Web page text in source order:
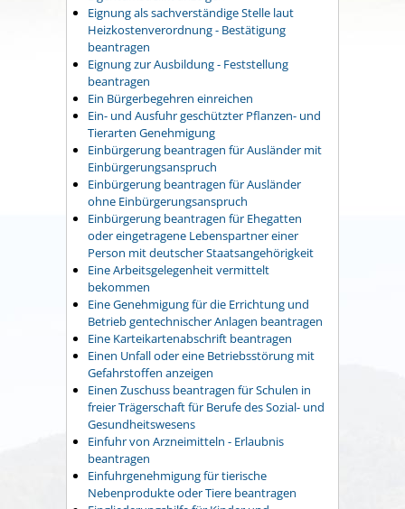
Eignung als sachverständige Stelle laut
Heizkostenverordnung - Bestätigung
beantragen
Eignung zur Ausbildung - Feststellung
beantragen
Ein Bürgerbegehren einreichen
Ein- und Ausfuhr geschützter Pflanzen- und
Tierarten Genehmigung
Einbürgerung beantragen für Ausländer mit
Einbürgerungsanspruch
Einbürgerung beantragen für Ausländer
ohne Einbürgerungsanspruch
Einbürgerung beantragen für Ehegatten
oder eingetragene Lebenspartner einer
Person mit deutscher Staatsangehörigkeit
Eine Arbeitsgelegenheit vermittelt
bekommen
Eine Genehmigung für die Errichtung und
Betrieb gentechnischer Anlagen beantragen
Eine Karteikartenabschrift beantragen
Einen Unfall oder eine Betriebsstörung mit
Gefahrstoffen anzeigen
Einen Zuschuss beantragen für Schulen in
freier Trägerschaft für Berufe des Sozial- und
Gesundheitswesens
Einfuhr von Arzneimitteln - Erlaubnis
beantragen
Einfuhrgenehmigung für tierische
Nebenprodukte oder Tiere beantragen